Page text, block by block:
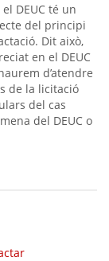
DEUC té un
del principi
Dit això,
en el DEUC
d’atendre
de la licitació
del cas
del DEUC o